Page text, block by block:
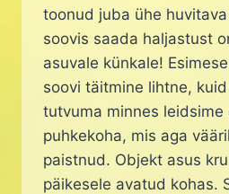
toonud juba ühe
soovis saada haljastust
asuvale künkale!
soovi täitmine lihtne,
tutvuma minnes leidsime
puhkekoha, mis aga
paistnud. Objekt asus
päikesele avatud kohas.